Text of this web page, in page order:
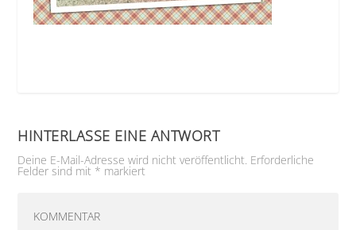
HINTERLASSE EINE ANTWORT
Deine E-Mail-Adresse wird nicht veröffentlicht. Erforderliche
Felder sind mit * markiert